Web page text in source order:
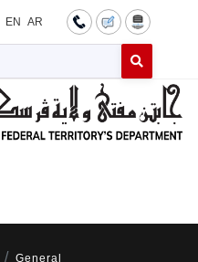
EN AR
Type 2 or
General